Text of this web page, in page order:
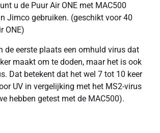
u de Puur Air ONE met MAC500
Jimco gebruiken. (geschikt voor 40
ONE)
de eerste plaats een omhuld virus dat
maakt om te doden, maar het is ook
Dat betekent dat het wel 7 tot 10 keer
UV in vergelijking met het MS2-virus
hebben getest met de MAC500).